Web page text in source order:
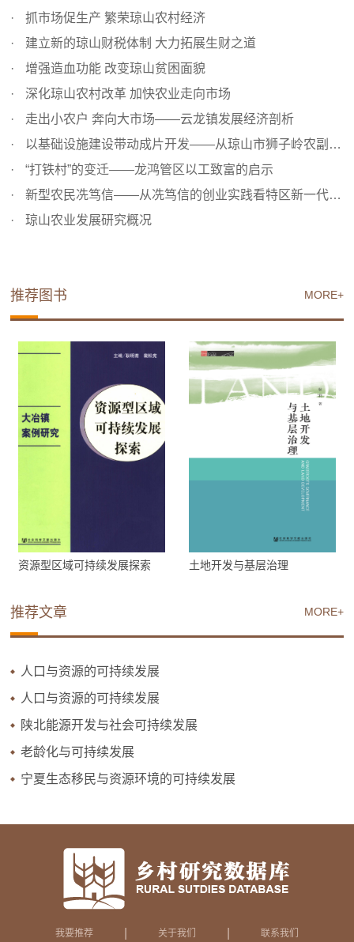
抓市场促生产 繁荣琼山农村经济
建立新的琼山财税体制 大力拓展生财之道
增强造血功能 改变琼山贫困面貌
深化琼山农村改革 加快农业走向市场
走出小农户 奔向大市场——云龙镇发展经济剖析
以基础设施建设带动成片开发——从琼山市狮子岭农副产品加...
“打铁村”的变迁——龙鸿管区以工致富的启示
新型农民冼笃信——从冼笃信的创业实践看特区新一代农民的...
琼山农业发展研究概况
MORE+
推荐图书
资源型区域可持续发展探索 土地开发与基层治理
MORE+
推荐文章
人口与资源的可持续发展
人口与资源的可持续发展
陕北能源开发与社会可持续发展
老龄化与可持续发展
宁夏生态移民与资源环境的可持续发展
我要推荐 关于我们 联系我们